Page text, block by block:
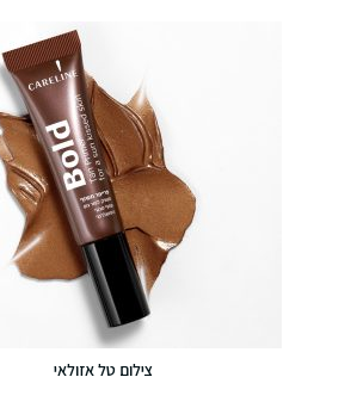
צילום טל אזולאי